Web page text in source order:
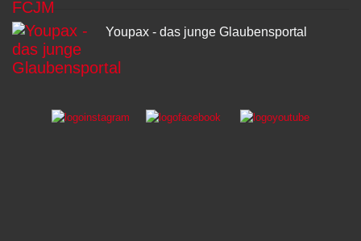
Youpax - das junge Glaubensportal